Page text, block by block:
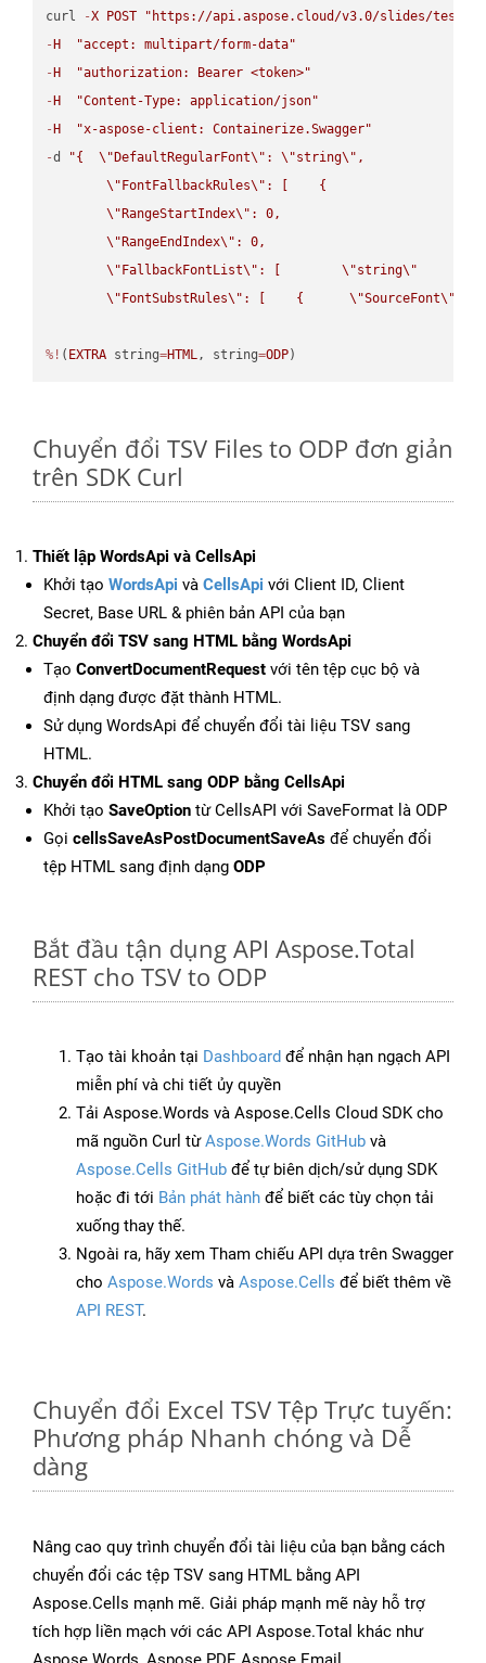
curl
-X POST
"https://api.aspose.cloud/v3.0/slides/test-
- H
"accept: multipart/form-data"
- H
"authorization: Bearer <token>"
- H
"Content-Type: application/json"
- H
"x-aspose-client: Containerize.Swagger"
-d "{ \" DefaultRegularFont\" : \"string\" ,
\" FontFallbackRules\" : [    {
\" RangeStartIndex\" : 0,
\" RangeEndIndex\" : 0,
\" FallbackFontList\" : [ \"string\"
\" FontSubstRules\" : [    { \"SourceFont\"
%! ( EXTRA string=HTML, string=ODP)
Chuyển đổi TSV Files to ODP đơn giản
trên SDK Curl
Thiết lập WordsApi và CellsApi
Khởi tạo WordsApi và CellsApi với Client ID, Client
Secret, Base URL & phiên bản API của bạn
Chuyển đổi TSV sang HTML bằng WordsApi
Tạo ConvertDocumentRequest với tên tệp cục bộ và
định dạng được đặt thành HTML.
Sử dụng WordsApi để chuyển đổi tài liệu TSV sang
HTML.
Chuyển đổi HTML sang ODP bằng CellsApi
Khởi tạo SaveOption từ CellsAPI với SaveFormat là ODP
Gọi cellsSaveAsPostDocumentSaveAs để chuyển đổi
tệp HTML sang định dạng ODP
Bắt đầu tận dụng API Aspose.Total
REST cho TSV to ODP
Tạo tài khoản tại Dashboard để nhận hạn ngạch API
miễn phí và chi tiết ủy quyền
Tải Aspose.Words và Aspose.Cells Cloud SDK cho
mã nguồn Curl từAspose.Words GitHub và
Aspose.Cells GitHub để tự biên dịch/sử dụng SDK
hoặc đi tới Bản phát hành để biết các tùy chọn tải
xuống thay thế.
Ngoài ra, hãy xem Tham chiếu API dựa trên Swagger
cho Aspose.Words và Aspose.Cells để biết thêm về
API REST.
Chuyển đổi Excel TSV Tệp Trực tuyến:
Phương pháp Nhanh chóng và Dễ
dàng
Nâng cao quy trình chuyển đổi tài liệu của bạn bằng cách
chuyển đổi các tệp TSV sang HTML bằng API
Aspose.Cells mạnh mẽ. Giải pháp mạnh mẽ này hỗ trợ
tích hợp liền mạch với các API Aspose.Total khác như